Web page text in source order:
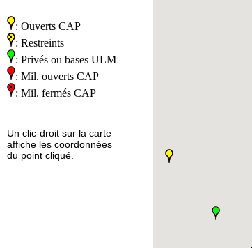
: Ouverts CAP
: Restreints
: Privés ou bases ULM
: Mil. ouverts CAP
: Mil. fermés CAP
Un clic-droit sur la carte
affiche les coordonnées
du point cliqué.